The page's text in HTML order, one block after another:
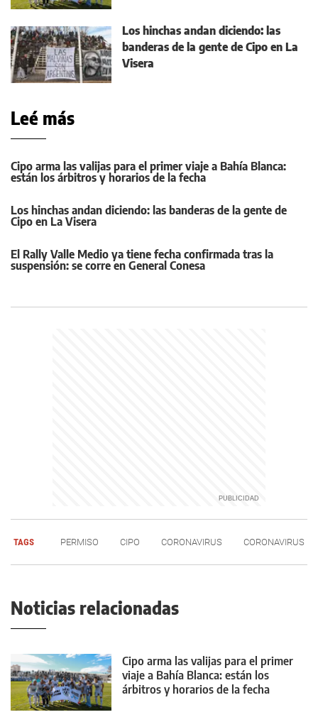
Los hinchas andan diciendo: las
banderas de la gente de Cipo en La
Visera
Leé más
Cipo arma las valijas para el primer viaje a Bahía Blanca:
están los árbitros y horarios de la fecha
Los hinchas andan diciendo: las banderas de la gente de
Cipo en La Visera
El Rally Valle Medio ya tiene fecha confirmada tras la
suspensión: se corre en General Conesa
TAGS PERMISO CIPO CORONAVIRUS CORONAVIRUS
Noticias relacionadas
Cipo arma las valijas para el primer
viaje a Bahía Blanca: están los
árbitros y horarios de la fecha